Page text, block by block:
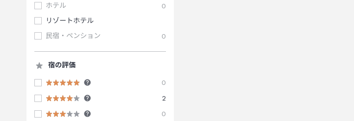
ホテル
0
リゾートホテル
民宿・ペンション
0
宿の評価
0
2
0